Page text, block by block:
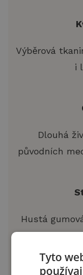
Výběrová
i
Dlouhá
původních
Hustá
Tyto